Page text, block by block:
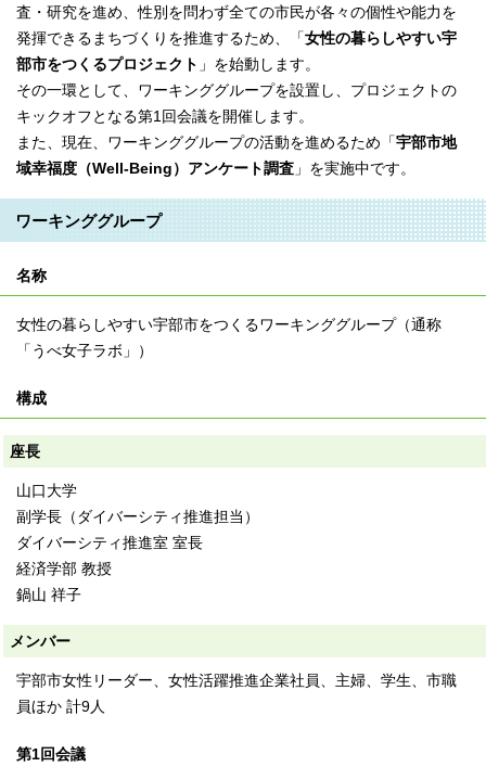
査・研究を進め、性別を問わず全ての市民が各々の個性や能力を
発揮できるまちづくりを推進するため、「女性の暮らしやすい宇
部市をつくるプロジェクト 」を始動します。
その一環として、ワーキンググループを設置し、プロジェクトの
キックオフとなる第1回会議を開催します。
また、現在、ワーキンググループの活動を進めるため「宇部市地
域幸福度（Well-Being）アンケート調査 」を実施中です。
ワーキンググループ
名称
女性の暮らしやすい宇部市をつくるワーキンググループ（通称
「うべ女子ラボ」）
構成
座⻑
⼭⼝⼤学
副学⻑（ダイバーシティ推進担当）
ダイバーシティ推進室 室⻑
経済学部 教授
鍋⼭ 祥⼦
メンバー
宇部市⼥性リーダー、⼥性活躍推進企業社員、主婦、学⽣、市職
員ほか 計9⼈
第1回会議